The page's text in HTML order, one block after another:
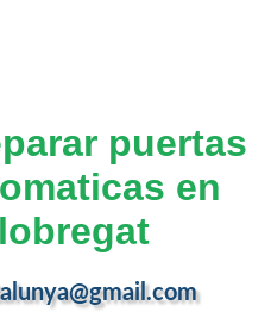
puertas
en